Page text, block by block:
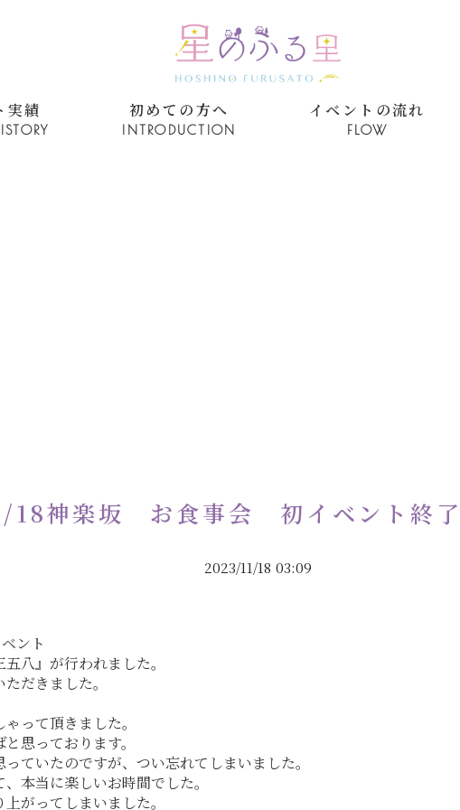
実績 初めての方へ
INTRODUCTION
イベントの流れ
FLOW
18神楽坂 お食事会 初イベント終了
2023/11/18 03:09
ント
八』が行われました。
だきました。
って頂きました。
思っております。
ていたのですが、つい忘れてしまいました。
本当に楽しいお時間でした。
がってしまいました。